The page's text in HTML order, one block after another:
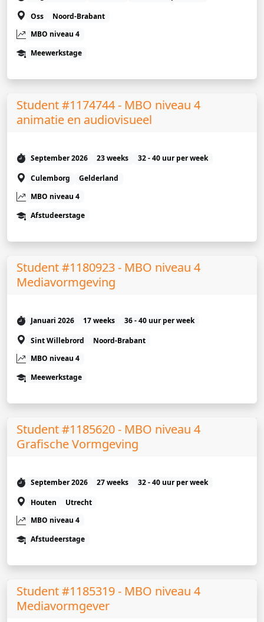
Oss
Noord-Brabant
MBO niveau 4
Meewerkstage
Student #1174744 - MBO niveau 4
animatie en audiovisueel
September 2026 23 weeks
32 - 40 uur per week
Culemborg
Gelderland
MBO niveau 4
Afstudeerstage
Student #1180923 - MBO niveau 4
Mediavormgeving
Januari 2026 17 weeks
36 - 40 uur per week
Sint Willebrord
Noord-Brabant
MBO niveau 4
Meewerkstage
Student #1185620 - MBO niveau 4
Grafische Vormgeving
September 2026 27 weeks
32 - 40 uur per week
Houten
Utrecht
MBO niveau 4
Afstudeerstage
Student #1185319 - MBO niveau 4
Mediavormgever